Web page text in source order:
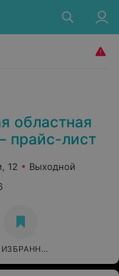
областная
прайс-лист
12
Выходной